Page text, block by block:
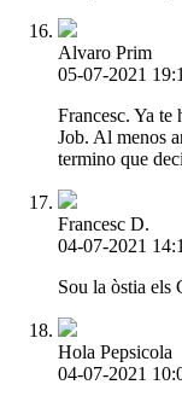
Alvaro Prim
05-07-2021
Francesc. Ya te
Job. Al menos
termino que
Francesc D.
04-07-2021
Sou la òstia els
Hola Pepsicola
04-07-2021